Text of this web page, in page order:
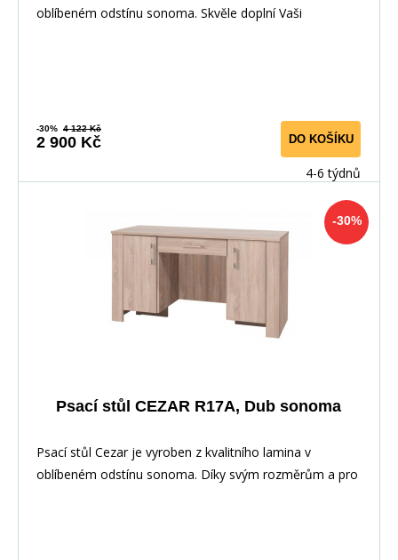
oblíbeném odstínu sonoma. Skvěle doplní Vaši
-30% 4 122 Kč
2 900 Kč DO KOŠÍKU
4-6 týdnů
-30%
Psací stůl CEZAR R17A, Dub sonoma
Psací stůl Cezar je vyroben z kvalitního lamina v
oblíbeném odstínu sonoma. Díky svým rozměrům a pro